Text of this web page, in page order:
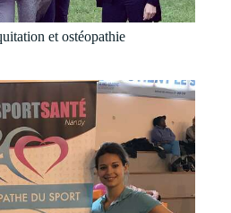
et ostéopathie